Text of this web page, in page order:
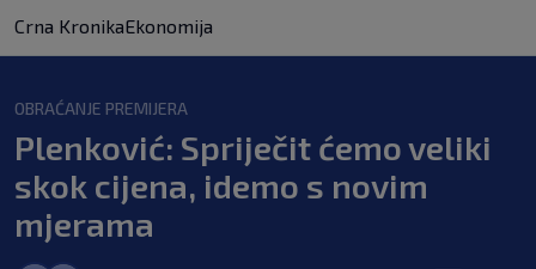
Crna KronikaEkonomija
OBRAĆANJE PREMIJERA
Plenković: Spriječit ćemo veliki
skok cijena, idemo s novim
mjerama